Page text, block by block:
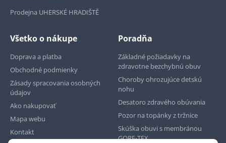
Prodejna UHERSKÉ HRADIŠTĚ
Všetko o nákupe
Doprava a platba
Obchodné podmienky
Zásady spracovania osobných
údajov
Ako nakupovať
Mapa webu
Kontakt
Poradňa
Základné požiadavky na
zdravotne bezchybnú obuv
Choroby ohrozujúce detskú
nohu
Desatoro zdravého obúvania
Pozor na topánky z tržnice
Skúška obuvi s membránou
GORE-TEX